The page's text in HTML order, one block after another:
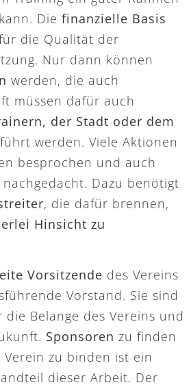
Die finanzielle Basis
die Qualität der
Nur dann können
werden, die auch
müssen dafür auch
der Stadt oder dem
werden. Viele Aktionen
besprochen und auch
Dazu benötigt
, die dafür brennen,
Hinsicht zu
Vorsitzende des Vereins
Vorstand. Sie sind
Belange des Vereins und
Sponsoren zu finden
zu binden ist ein
dieser Arbeit. Der